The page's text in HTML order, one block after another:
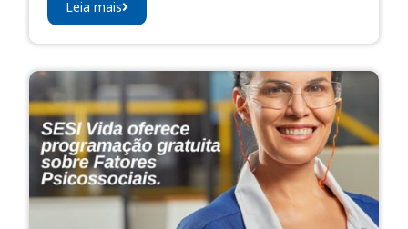
Leia mais